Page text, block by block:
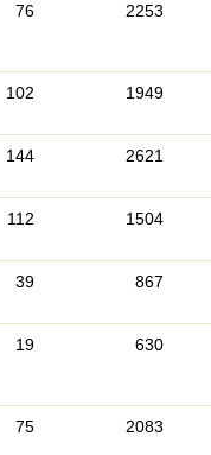
76 2253
102 1949
144 2621
112 1504
39 867
19 630
75 2083